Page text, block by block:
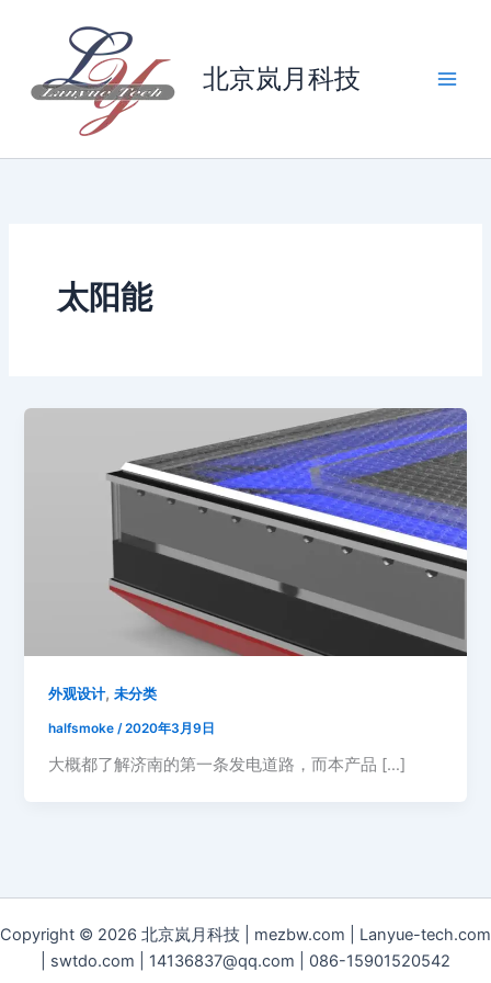
北京岚月科技
太阳能
外观设计,未分类
halfsmoke/2020年3月9日
大概都了解济南的第一条发电道路，而本产品 […]
Copyright © 2026 北京岚月科技 | mezbw.com | Lanyue-tech.com
| swtdo.com | 14136837@qq.com | 086-15901520542